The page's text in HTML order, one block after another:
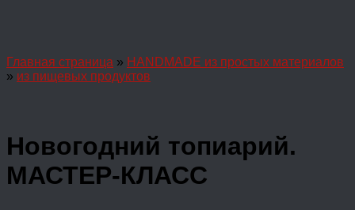
Главная страница » HANDMADE из простых материалов
» из пищевых продуктов
Новогодний топиарий.
МАСТЕР-КЛАСС